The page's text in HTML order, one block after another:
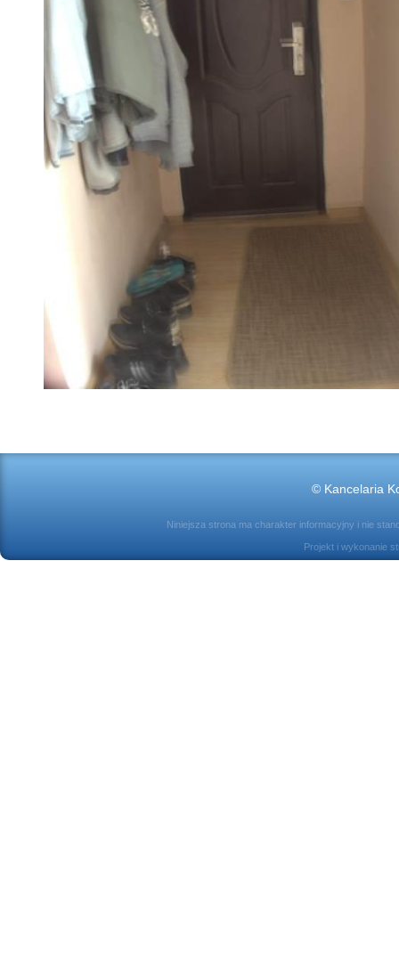
© Kancelaria
Niniejsza strona ma charakter informacyjny i nie
Projekt i wykonanie